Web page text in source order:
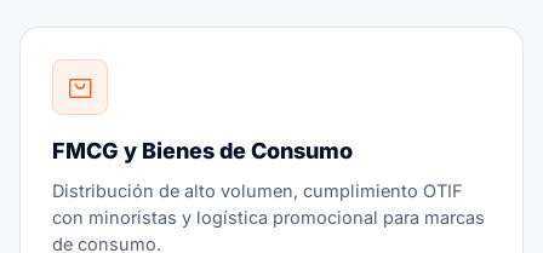
FMCG y Bienes de Consumo
Distribución de alto volumen, cumplimiento OTIF
con minoristas y logística promocional para marcas
de consumo.